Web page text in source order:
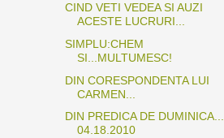
CIND VETI VEDEA SI AUZI
ACESTE LUCRURI...
SIMPLU:CHEM
SI...MULTUMESC!
DIN CORESPONDENTA LUI
CARMEN...
DIN PREDICA DE DUMINICA...
04.18.2010